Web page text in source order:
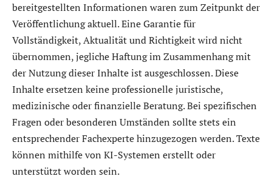
bereitgestellten Informationen waren zum Zeitpunkt der
Veröffentlichung aktuell. Eine Garantie für
Vollständigkeit, Aktualität und Richtigkeit wird nicht
übernommen, jegliche Haftung im Zusammenhang mit
der Nutzung dieser Inhalte ist ausgeschlossen. Diese
Inhalte ersetzen keine professionelle juristische,
medizinische oder finanzielle Beratung. Bei spezifischen
Fragen oder besonderen Umständen sollte stets ein
entsprechender Fachexperte hinzugezogen werden. Texte
können mithilfe von KI-Systemen erstellt oder
unterstützt worden sein.